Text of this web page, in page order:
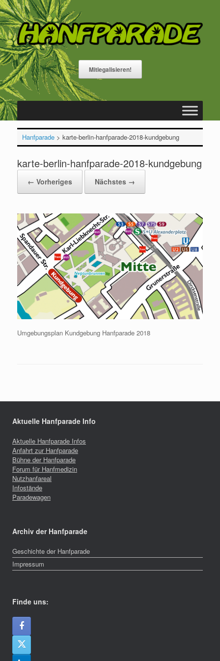
Zum
Inhalt
springen
Mitlegalisieren!
Hanfparade> karte-berlin-hanfparade-2018-kundgebung
karte-berlin-hanfparade-2018-kundgebung
← Vorheriges Nächstes →
Umgebungsplan Kundgebung Hanfparade 2018
Aktuelle Hanfparade Info
Aktuelle Hanfparade Infos
Anfahrt zur Hanfparade
Bühne der Hanfparade
Forum für Hanfmedizin
Nutzhanfareal
Infostände
Paradewagen
Archiv der Hanfparade
Geschichte der Hanfparade
Impressum
Finde uns: